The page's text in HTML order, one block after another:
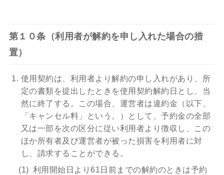
第１０条（利用者が解約を申し入れた場合の措
置）
使用契約は、利用者より解約の申し入れがあり、所
定の書類を提出したときを使用契約解約日とし、当
然に終了する。この場合、運営者は違約金（以下、
「キャンセル料」という。）として、予約金の全部
又は一部を次の区分に従い利用者より徴収し、この
ほか所有者及び運営者が被った損害を利用者に対
し、請求することができる。
利用開始日より61日前までの解約のときは予約